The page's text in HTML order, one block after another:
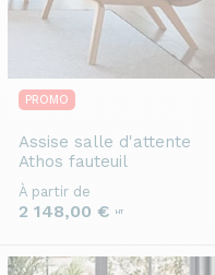
PROMO
Assise salle d'attente
Athos fauteuil
À partir de
2 148,00 € HT